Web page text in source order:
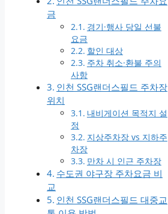
금
경기·행사 당일 선불
요금
할인 대상
주차 취소·환불 주의
사항
인천 SSG랜더스필드 주차장
위치
내비게이션 목적지 설
정
지상주차장 vs 지하주
차장
만차 시 인근 주차장
수도권 야구장 주차요금 비
교
인천 SSG랜더스필드 대중교